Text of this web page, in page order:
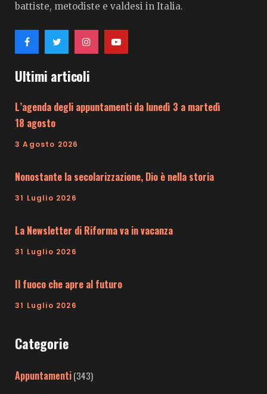
battiste, metodiste e valdesi in Italia.
Ultimi articoli
L’agenda degli appuntamenti da lunedì 3 a martedì
18 agosto
3 Agosto 2026
Nonostante la secolarizzazione, Dio è nella storia
31 Luglio 2026
La Newsletter di Riforma va in vacanza
31 Luglio 2026
Il fuoco che apre al futuro
31 Luglio 2026
Categorie
Appuntamenti(343)